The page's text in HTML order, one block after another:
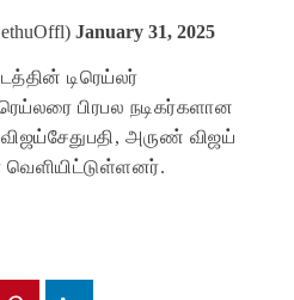
January 31, 2025
டிரெய்லர்
பிரபல நடிகர்களான
அருண் விஜய்
வெளியிட்டுள்ளனர்.